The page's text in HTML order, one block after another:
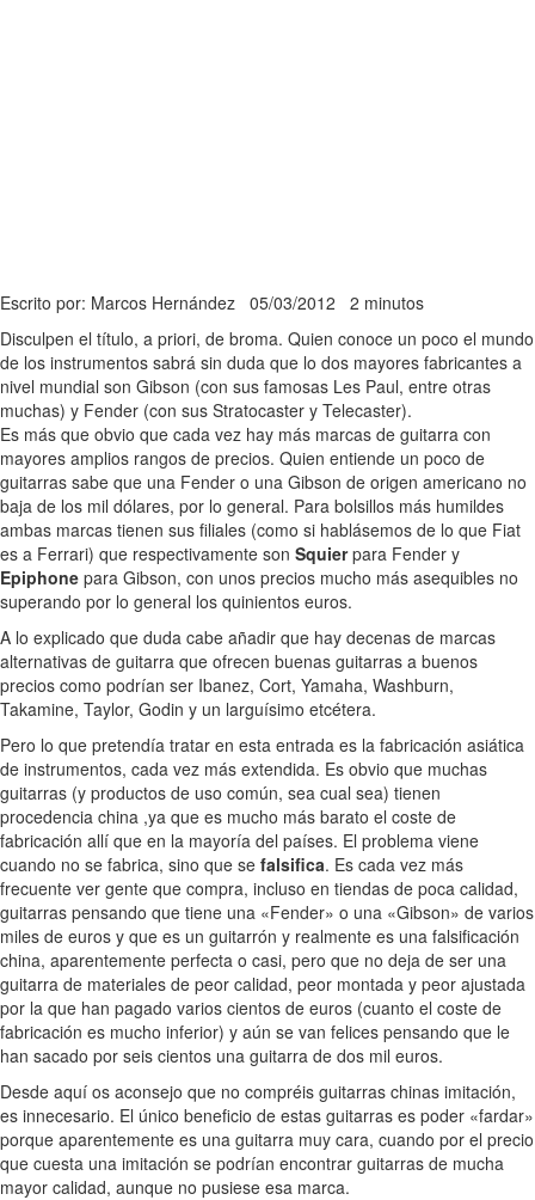
Escrito por: Marcos Hernández 05/03/2012 2 minutos
Disculpen el título, a priori, de broma. Quien conoce un poco el mundo
de los instrumentos sabrá sin duda que lo dos mayores fabricantes a
nivel mundial son Gibson (con sus famosas Les Paul, entre otras
muchas) y Fender (con sus Stratocaster y Telecaster).
Es más que obvio que cada vez hay más marcas de guitarra con
mayores amplios rangos de precios. Quien entiende un poco de
guitarras sabe que una Fender o una Gibson de origen americano no
baja de los mil dólares, por lo general. Para bolsillos más humildes
ambas marcas tienen sus filiales (como si hablásemos de lo que Fiat
es a Ferrari) que respectivamente son Squierpara Fender y
Epiphone para Gibson, con unos precios mucho más asequibles no
superando por lo general los quinientos euros.
A lo explicado que duda cabe añadir que hay decenas de marcas
alternativas de guitarra que ofrecen buenas guitarras a buenos
precios como podrían ser Ibanez, Cort, Yamaha, Washburn,
Takamine, Taylor, Godin y un larguísimo etcétera.
Pero lo que pretendía tratar en esta entrada es la fabricación asiática
de instrumentos, cada vez más extendida. Es obvio que muchas
guitarras (y productos de uso común, sea cual sea) tienen
procedencia china ,ya que es mucho más barato el coste de
fabricación allí que en la mayoría del países. El problema viene
cuando no se fabrica, sino que se falsifica. Es cada vez más
frecuente ver gente que compra, incluso en tiendas de poca calidad,
guitarras pensando que tiene una «Fender» o una «Gibson» de varios
miles de euros y que es un guitarrón y realmente es una falsificación
china, aparentemente perfecta o casi, pero que no deja de ser una
guitarra de materiales de peor calidad, peor montada y peor ajustada
por la que han pagado varios cientos de euros (cuanto el coste de
fabricación es mucho inferior) y aún se van felices pensando que le
han sacado por seis cientos una guitarra de dos mil euros.
Desde aquí os aconsejo que no compréis guitarras chinas imitación,
es innecesario. El único beneficio de estas guitarras es poder «fardar»
porque aparentemente es una guitarra muy cara, cuando por el precio
que cuesta una imitación se podrían encontrar guitarras de mucha
mayor calidad, aunque no pusiese esa marca.